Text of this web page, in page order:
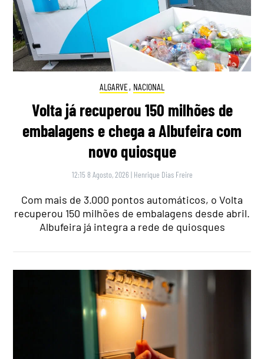
ALGARVE, NACIONAL
Volta já recuperou 150 milhões de
embalagens e chega a Albufeira com
novo quiosque
12:15 8 Agosto, 2026 | Henrique Dias Freire
Com mais de 3.000 pontos automáticos, o Volta
recuperou 150 milhões de embalagens desde abril.
Albufeira já integra a rede de quiosques